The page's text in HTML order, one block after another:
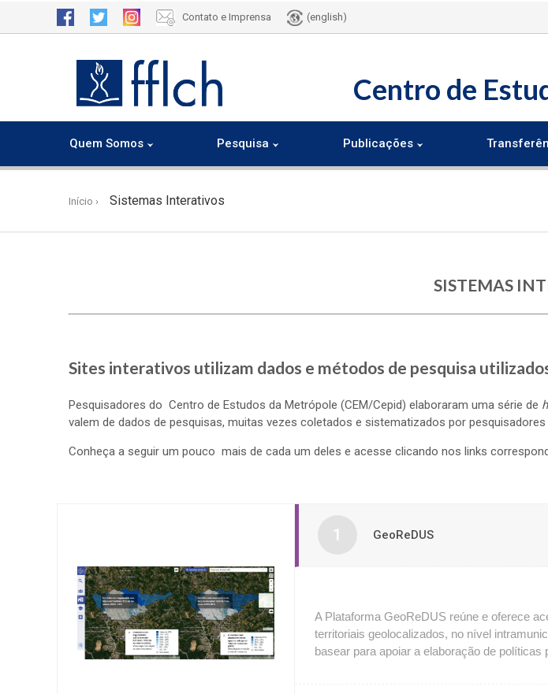
Contato e Imprensa (english)
Centro de
Quem Somos Pesquisa Publicações
principal
Início Sistemas Interativos
SISTEMAS
Sites interativos utilizam dados e métodos de pesquisa
Pesquisadores do Centro de Estudos da Metrópole (CEM/Cepid) elaboraram uma série de
valem de dados de pesquisas, muitas vezes coletados e sistematizados por
Conheça a seguir um pouco mais de cada um deles e acesse clicando nos links
GeoReDUS
A Plataforma GeoReDUS reúne e oferece
territoriais geolocalizados, no nível
basear para apoiar a elaboração de